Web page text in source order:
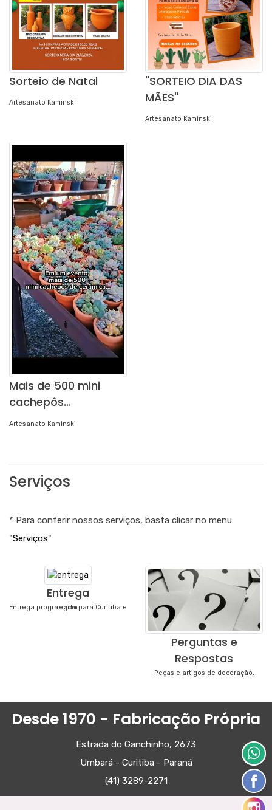
Sorteio de Natal
Artesanato Kaminski
"SORTEIO DIA DAS
MÃES"
Artesanato Kaminski
Mais de 500 mini
cachepôs...
Artesanato Kaminski
Serviços
* Para conferir nossos serviços, basta clicar no menu
"Serviços"
Entrega
Entrega programada para Curitiba e região.
Perguntas e
Respostas
Peças e artigos de decoração.
Desde 1970 - Fabricação Própria
Estrada do Ganchinho, 2673
Umbará - Curitiba - Paraná
(41) 3289-2271